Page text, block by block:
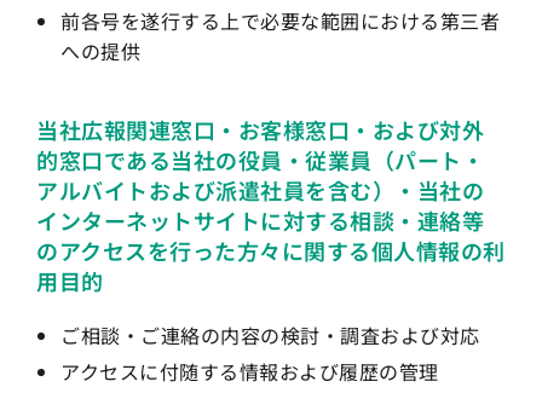
前各号を遂行する上で必要な範囲における第三者
への提供
当社広報関連窓口・お客様窓口・および対外
的窓口である当社の役員・従業員（パート・
アルバイトおよび派遣社員を含む）・当社の
インターネットサイトに対する相談・連絡等
のアクセスを行った方々に関する個人情報の利
用目的
ご相談・ご連絡の内容の検討・調査および対応
アクセスに付随する情報および履歴の管理